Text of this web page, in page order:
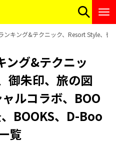
ンキング&テクニック、Resort Style、
ング&テクニッ
御朱印、旅の図
ルコラボ、BOO
BOOKS、D-Boo
覧